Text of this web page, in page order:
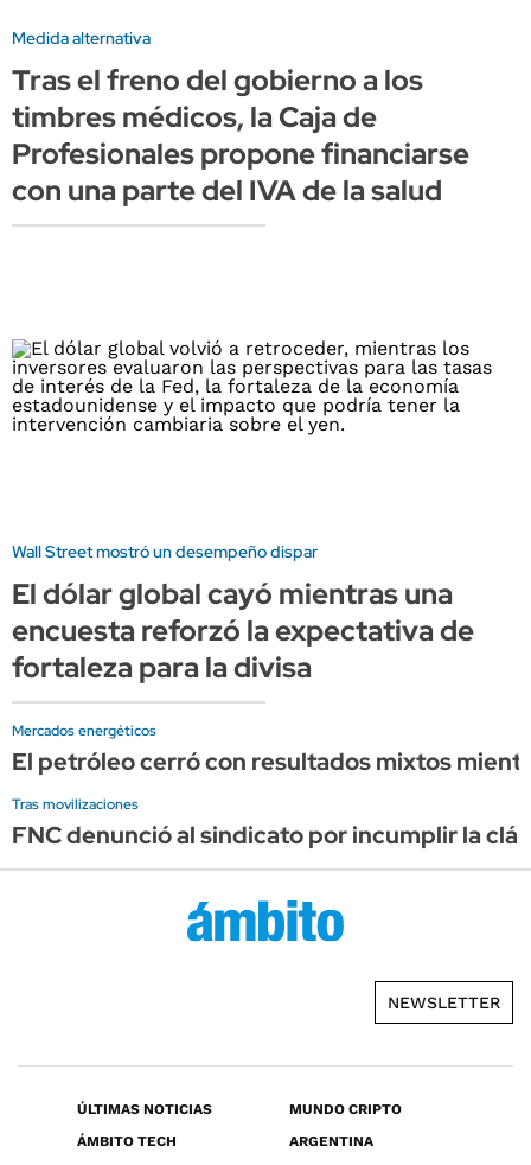
Medida alternativa
Tras el freno del gobierno a los
timbres médicos, la Caja de
Profesionales propone financiarse
con una parte del IVA de la salud
Wall Street mostró un desempeño dispar
El dólar global cayó mientras una
encuesta reforzó la expectativa de
fortaleza para la divisa
Mercados energéticos
El petróleo cerró con resultados mixtos
Tras movilizaciones
FNC denunció al sindicato por incumplir la
NEWSLETTER
ÚLTIMAS NOTICIAS
MUNDO CRIPTO
ÁMBITO TECH
ARGENTINA